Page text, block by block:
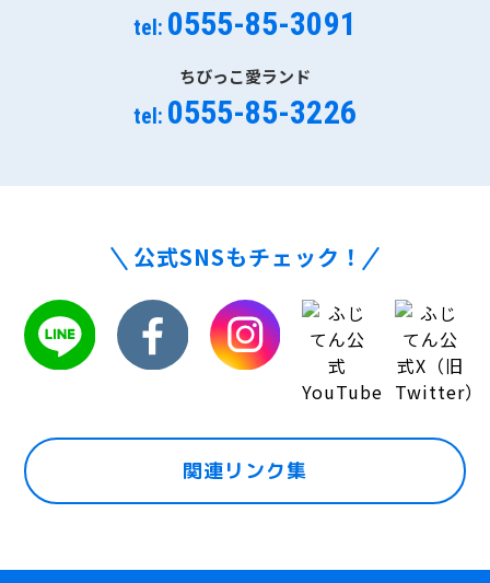
tel: 0555-85-3091
ちびっこ愛ランド
tel: 0555-85-3226
公式SNSもチェック！
関連リンク集